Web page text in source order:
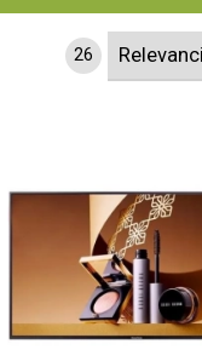
26